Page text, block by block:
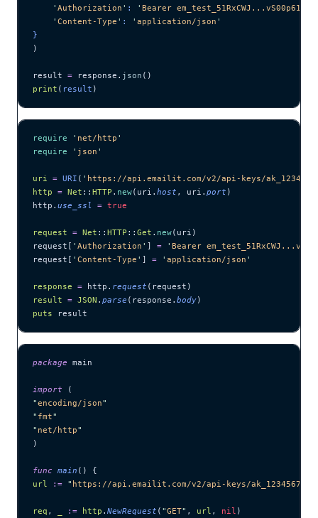
    '
Authorization ' : ' Bearer
    '
Content-Type ' : ' application/json '
}
)
result = response. json ()
print ( result )
require ' net/http '
require ' json '
uri = URI ( ' https://api.emailit.com/v2/api-keys/
http = Net :: HTTP . new(uri. host , uri. port )
http. use_ssl = true
request = Net :: HTTP :: Get . new(uri)
request[ ' Authorization ' ] = ' Bearer
request[ ' Content-Type ' ] = ' application/json '
response = http. request (request)
result = JSON . parse (response. body)
puts result
package main
import (
"encoding/json"
" fmt"
" net/http"
)
func main () {
url := " https://api.emailit.com/v2/api-keys/ak_1234567890
req , := http . NewRequest ( "GET" , url , nil )